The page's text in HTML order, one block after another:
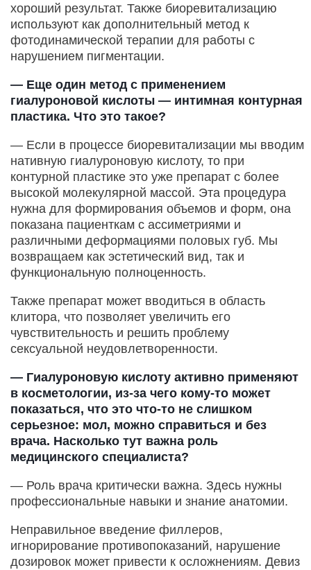
хороший результат. Также биоревитализацию
используют как дополнительный метод к
фотодинамической терапии для работы с
нарушением пигментации.
— Еще один метод с применением
гиалуроновой кислоты — интимная контурная
пластика. Что это такое?
— Если в процессе биоревитализации мы вводим
нативную гиалуроновую кислоту, то при
контурной пластике это уже препарат с более
высокой молекулярной массой. Эта процедура
нужна для формирования объемов и форм, она
показана пациенткам с ассиметриями и
различными деформациями половых губ. Мы
возвращаем как эстетический вид, так и
функциональную полноценность.
Также препарат может вводиться в область
клитора, что позволяет увеличить его
чувствительность и решить проблему
сексуальной неудовлетворенности.
— Гиалуроновую кислоту активно применяют
в косметологии, из-за чего кому-то может
показаться, что это что-то не слишком
серьезное: мол, можно справиться и без
врача. Насколько тут важна роль
медицинского специалиста?
— Роль врача критически важна. Здесь нужны
профессиональные навыки и знание анатомии.
Неправильное введение филлеров,
игнорирование противопоказаний, нарушение
дозировок может привести к осложнениям. Девиз